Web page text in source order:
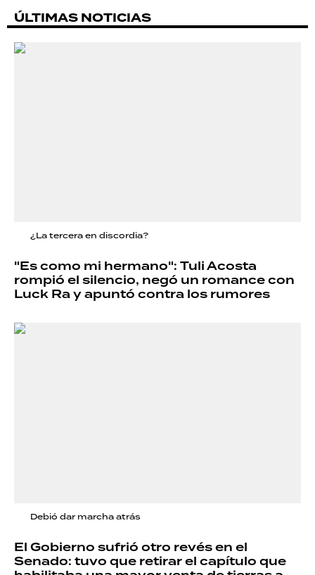
ÚLTIMAS NOTICIAS
¿La tercera en discordia?
"Es como mi hermano": Tuli Acosta
rompió el silencio, negó un romance con
Luck Ra y apuntó contra los rumores
Debió dar marcha atrás
El Gobierno sufrió otro revés en el
Senado: tuvo que retirar el capítulo que